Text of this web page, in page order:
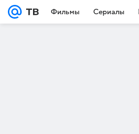
Фильмы Сериалы